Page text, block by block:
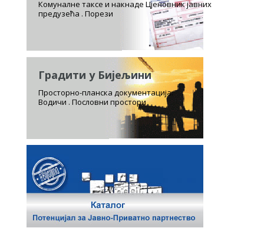
Комуналне таксе и накнаде Цјеновник јавних
предузећа . Порези
Градити у Бијељини
Просторно-планска документација.
Водичи . Пословни простори